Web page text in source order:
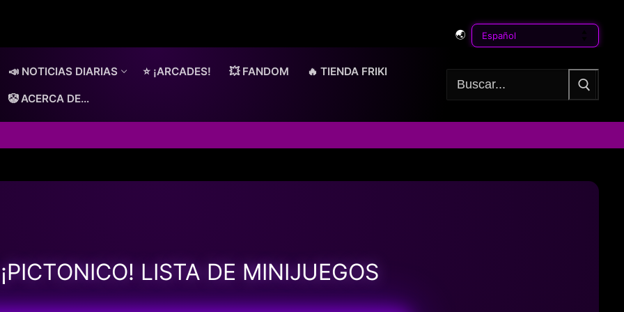
🌏
📣 NOTICIAS DIARIAS ⭐ ¡ARCADES! 💥 FANDOM 🔥 TIENDA FRIKI
🤡 ACERCA DE…
Buscar:
LISTA DE MINIJUEGOS